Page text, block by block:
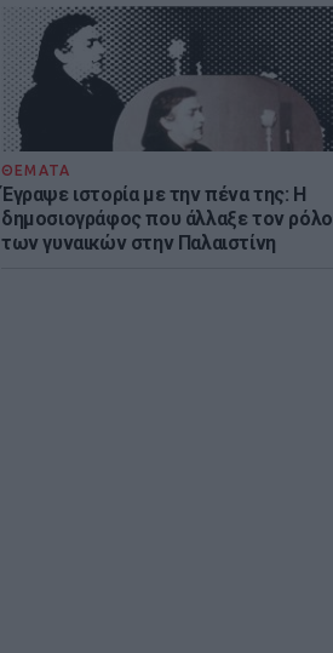
ΘΕΜΑΤΑ
Έγραψε ιστορία με την πένα της: Η
δημοσιογράφος που άλλαξε τον ρόλο
των γυναικών στην Παλαιστίνη